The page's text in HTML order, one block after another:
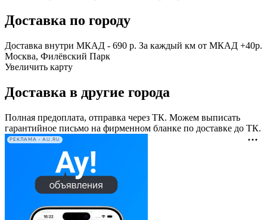
Доставка по городу
Доставка внутри МКАД - 690 р. За каждый км от МКАД +40р.
Москва, Филёвский Парк
Увеличить карту
Доставка в другие города
Полная предоплата, отправка через ТК. Можем выписать
гарантийное письмо на фирменном бланке по доставке до ТК.
РЕКЛАМА • AU.RU